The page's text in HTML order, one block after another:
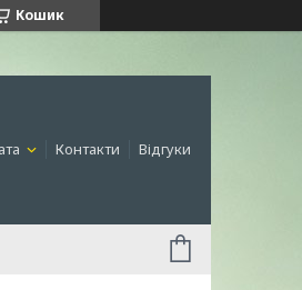
Кошик
Контакти Відгуки